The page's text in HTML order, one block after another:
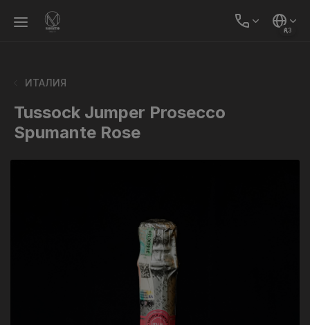
ҚАЗ
ИТАЛИЯ
Tussock Jumper Prosecco
Spumante Rose